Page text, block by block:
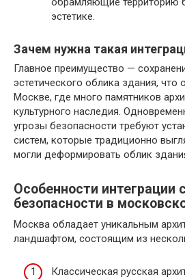
эстетике.
Зачем нужна такая
Главное преимущество —
эстетического облика здания, что
Москве, где много памятников
культурного наследия.
угрозы безопасности требуют
систем, которые традиционно
могли деформировать облик
Особенности интеграции
безопасности в
Москва обладает уникальным
ландшафтом, состоящим из
Классическая русская